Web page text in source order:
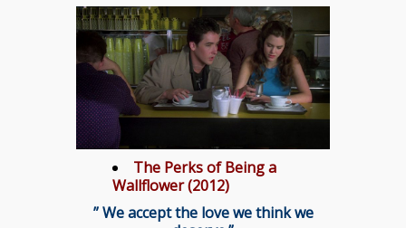
The Perks of Being a
Wallflower (2012)
” We accept the love we think we